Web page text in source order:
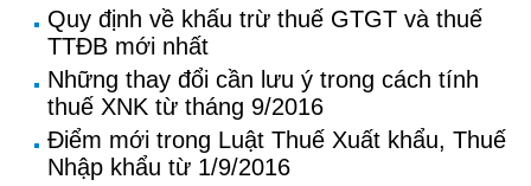
Quy định về khấu trừ thuế GTGT và thuế
TTĐB mới nhất
Những thay đổi cần lưu ý trong cách tính
thuế XNK từ tháng 9/2016
Điểm mới trong Luật Thuế Xuất khẩu, Thuế
Nhập khẩu từ 1/9/2016